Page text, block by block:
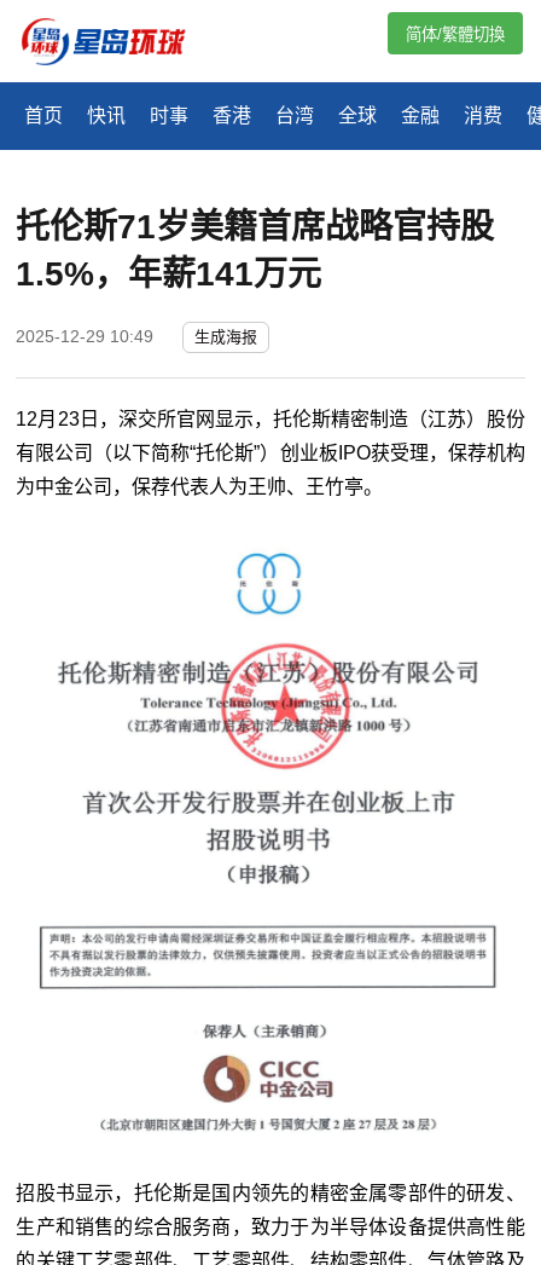
首页 快讯 时事 香港 台湾 全球 金融 消费
简体/繁體切換
托伦斯71岁美籍首席战略官持股
1.5%，年薪141万元
2025-12-29 10:49 生成海报
12月23日，深交所官网显示，托伦斯精密制造（江苏）股份
有限公司（以下简称“托伦斯”）创业板IPO获受理，保荐机构
为中金公司，保荐代表人为王帅、王竹亭。
招股书显示，托伦斯是国内领先的精密金属零部件的研发、
生产和销售的综合服务商，致力于为半导体设备提供高性能